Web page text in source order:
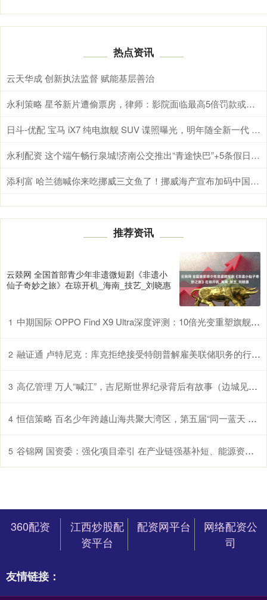
热点资讯
云天华成 创新执法监督 赋能基层善治
永利策略 星爷新片遭偷票房，律师：影院面临最高5倍罚款或吊证，消费者有权拒收手写票
日斗-优配 宝马 iX7 纯电旗舰 SUV 谍照曝光，明年随全新一代 X7 正式发布
永利配资 这个端午畅行泉城!济南公交推出“青途快巴”+5条假日地铁接驳线
添利富 哈兰德喊你来吃挪威三文鱼了！挪威海产宣布加码中国市场
推荐资讯
云燚网 全国首部青少年非遗微短剧《非遗小
仙子奇妙之旅》在琼开机_海南_技艺_刘晓惠
1 中期国际 OPPO Find X9 Ultra深度评测：10倍光变重塑旗舰标杆
2 融证通 卢特尼克：库克拒绝接受特朗普解雇美联储职务的行为，佐证了欺诈指控
3 高亿管理 万人“喊江”，吉尼斯世界纪录背后有故事（边城见闻）
4 恒信策略 百名少年跨越山海共聚大湾区，第五届“同一蓝天 共同幸福”活动启幕
5 谷锦网 国资委：强化项目牵引 在产业链强基补短、能源资源保障等方向梯次部署一批标志性工程
360配资
江西炒股配
资平台
配资网平台
网络配资公
司
友情链接：